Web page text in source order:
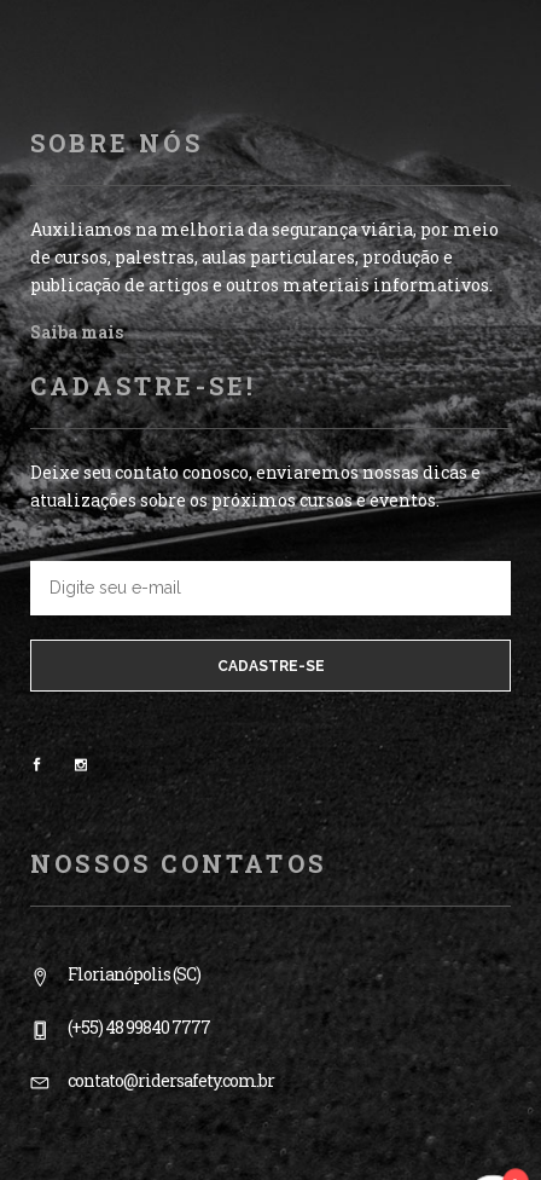
SOBRE NÓS
Auxiliamos na melhoria da segurança viária, por meio
de cursos, palestras, aulas particulares, produção e
publicação de artigos e outros materiais informativos.
Saiba mais
CADASTRE-SE!
Deixe seu contato conosco, enviaremos nossas dicas e
atualizações sobre os próximos cursos e eventos.
NOSSOS CONTATOS
Florianópolis (SC)
(+55) 48 99840 7777
contato@ridersafety.com.br